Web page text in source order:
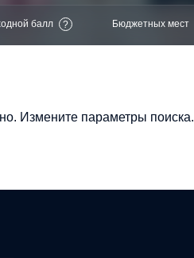
балл ? Бюджетных мест
Измените параметры поиска.